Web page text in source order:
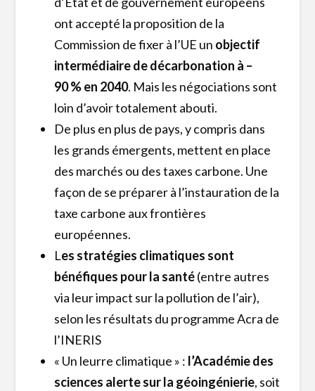
ont accepté la proposition de la
Commission de fixer à l’UE un objectif
intermédiaire de décarbonation à –
90 % en 2040. Mais les négociations sont
loin d’avoir totalement abouti.
De plus en plus de pays, y compris dans
les grands émergents, mettent en place
des marchés ou des taxes carbone. Une
façon de se préparer à l’instauration de la
taxe carbone aux frontières
européennes.
Les stratégies climatiques sont
bénéfiques pour la santé(entre autres
via leur impact sur la pollution de l’air),
selon les résultats du programme Acra de
l’INERIS
« Un leurre climatique » : l’Académie des
sciences alerte sur la géoingénierie, soit